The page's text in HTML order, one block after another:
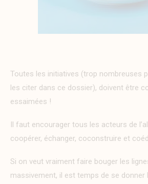
Toutes les initiatives (trop nombreuses
les citer dans ce dossier), doivent être
essaimées !
Il faut encourager tous les acteurs de
coopérer, échanger, coconstruire et
Si on veut vraiment faire bouger les
massivement, il est temps de se donner